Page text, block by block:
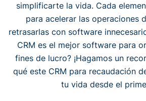
simplificarte la vida. Cada
para acelerar las operaciones
retrasarlas con software
CRM es el mejor software para
fines de lucro? ¡Hagamos un
qué este CRM para recaudación
tu vida desde el